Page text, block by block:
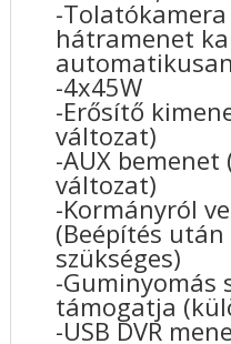
-
hátramenet
-4x45W
-Erősítő
változat)
-AUX bemenet
változat)
-Kormányról
(Beépítés
szükséges)
-Guminyomás
támogatja
-USB DVR